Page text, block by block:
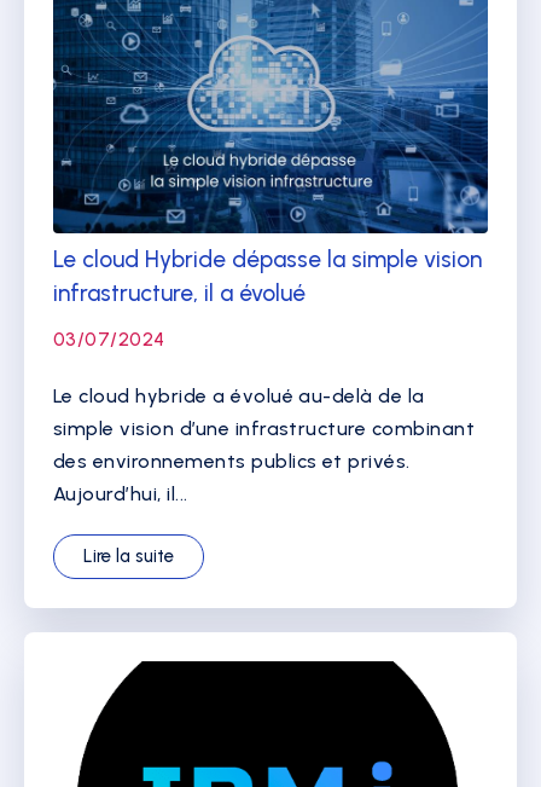
Le cloud Hybride dépasse la simple vision
infrastructure, il a évolué
03/07/2024
Le cloud hybride a évolué au-delà de la
simple vision d’une infrastructure combinant
des environnements publics et privés.
Aujourd’hui, il...
Lire la suite